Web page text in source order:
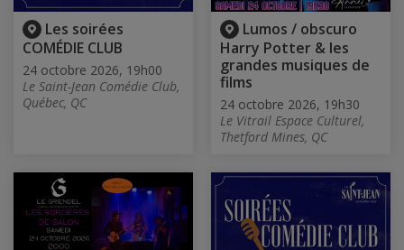
Les soirées
COMÉDIE CLUB
24 octobre 2026, 19h00
Le Saint-Jean Comédie Club,
Québec, QC
Lumos / obscuro
Harry Potter & les
grandes musiques de
films
24 octobre 2026, 19h30
Le Vitrail Espace Culturel,
Thetford Mines, QC